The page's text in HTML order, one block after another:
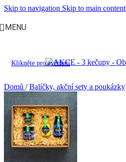
Skip to navigation Skip to main content
MENU
Klikněte pro zvětšení
Domů / Balíčky, akční sety a poukázky